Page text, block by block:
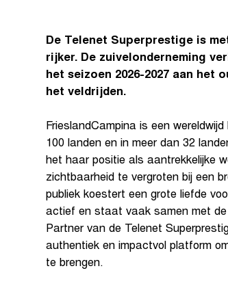
De Telenet Superprestige is
rijker. De zuivelonderneming
het seizoen 2026-2027 aan het
het veldrijden.
FrieslandCampina is een
100 landen en in meer dan 32
het haar positie als aantrekkelijke
zichtbaarheid te vergroten bij een
publiek koestert een grote liefde
actief en staat vaak samen met
Partner van de Telenet
authentiek en impactvol platform
te brengen.